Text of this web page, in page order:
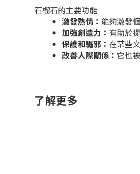
石榴石的主要功能
激發熱情： 能夠激發
加強創造力： 有助於
保護和驅邪： 在某些
改善人際關係： 它也
了解更多